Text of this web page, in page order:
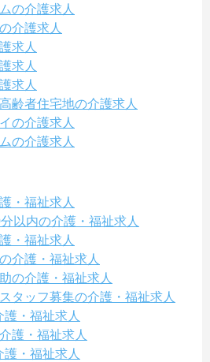
の介護求人
介護求人
求人
求人
求人
齢者住宅地の介護求人
の介護求人
の介護求人
・福祉求人
以内の介護・福祉求人
・福祉求人
介護・福祉求人
の介護・福祉求人
タッフ募集の介護・福祉求人
・福祉求人
護・福祉求人
・福祉求人